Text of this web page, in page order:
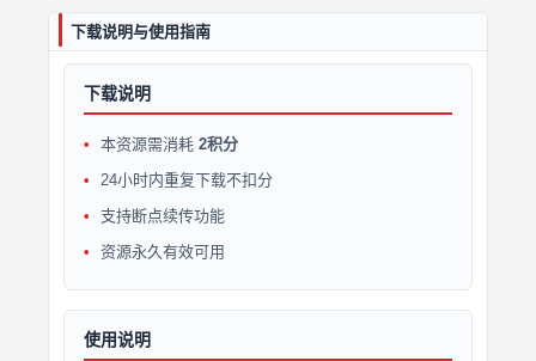
下载说明与使用指南
下载说明
本资源需消耗 2积分
24小时内重复下载不扣分
支持断点续传功能
资源永久有效可用
使用说明